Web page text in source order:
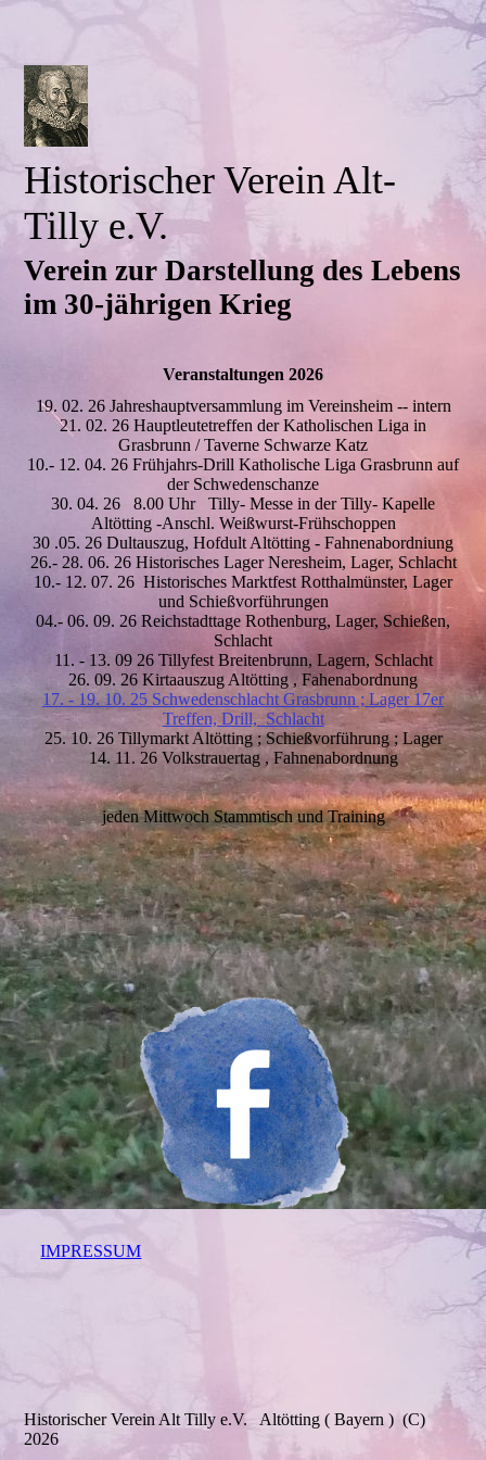
Historischer Verein Alt-
Tilly e.V.
Verein zur Darstellung des Lebens
im 30-jährigen Krieg
Veranstaltungen 2026
19. 02. 26 Jahreshauptversammlung im Vereinsheim -- intern
21. 02. 26 Hauptleutetreffen der Katholischen Liga in
Grasbrunn / Taverne Schwarze Katz
10.- 12. 04. 26 Frühjahrs-Drill Katholische Liga Grasbrunn auf
der Schwedenschanze
30. 04. 26 8.00 Uhr Tilly- Messe in der Tilly- Kapelle
Altötting -Anschl. Weißwurst-Frühschoppen
30 .05. 26 Dultauszug, Hofdult Altötting - Fahnenabordniung
26.- 28. 06. 26 Historisches Lager Neresheim, Lager, Schlacht
10.- 12. 07. 26 Historisches Marktfest Rotthalmünster, Lager
und Schießvorführungen
04.- 06. 09. 26 Reichstadttage Rothenburg, Lager, Schießen,
Schlacht
11. - 13. 09 26 Tillyfest Breitenbrunn, Lagern, Schlacht
26. 09. 26 Kirtaauszug Altötting , Fahenabordnung
17. - 19. 10. 25 Schwedenschlacht Grasbrunn ; Lager 17er
Treffen, Drill, Schlacht
25. 10. 26 Tillymarkt Altötting ; Schießvorführung ; Lager
14. 11. 26 Volkstrauertag , Fahnenabordnung
jeden Mittwoch Stammtisch und Training
IMPRESSUM
Historischer Verein Alt Tilly e.V. Altötting ( Bayern ) (C)
2026